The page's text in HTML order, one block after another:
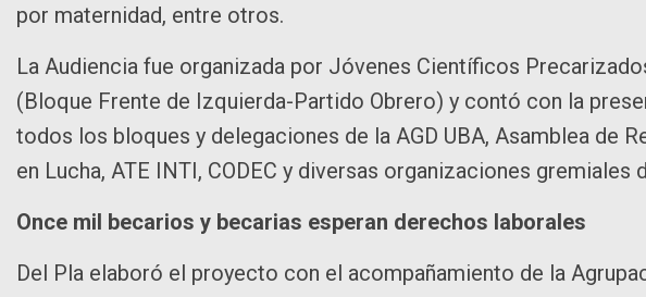
por maternidad, entre otros.
La Audiencia fue organizada por Jóvenes Científicos
(Bloque Frente de Izquierda-Partido Obrero) y contó con la
todos los bloques y delegaciones de la AGD UBA, Asamblea de
en Lucha, ATE INTI, CODEC y diversas organizaciones gremiales
Once mil becarios y becarias esperan derechos laborales
Del Pla elaboró el proyecto con el acompañamiento de la